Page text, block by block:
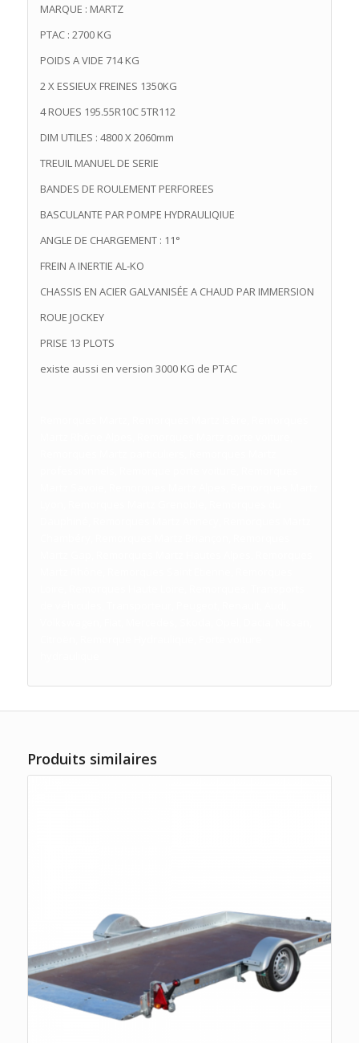
MARQUE : MARTZ
PTAC : 2700 KG
POIDS A VIDE 714 KG
2 X ESSIEUX FREINES 1350KG
4 ROUES 195.55R10C 5TR112
DIM UTILES : 4800 X 2060mm
TREUIL MANUEL DE SERIE
BANDES DE ROULEMENT PERFOREES
BASCULANTE PAR POMPE HYDRAULIQIUE
ANGLE DE CHARGEMENT : 11°
FREIN A INERTIE AL-KO
CHASSIS EN ACIER GALVANISÉE A CHAUD PAR IMMERSION
ROUE JOCKEY
PRISE 13 PLOTS
existe aussi en version 3000 KG de PTAC
Produits similaires